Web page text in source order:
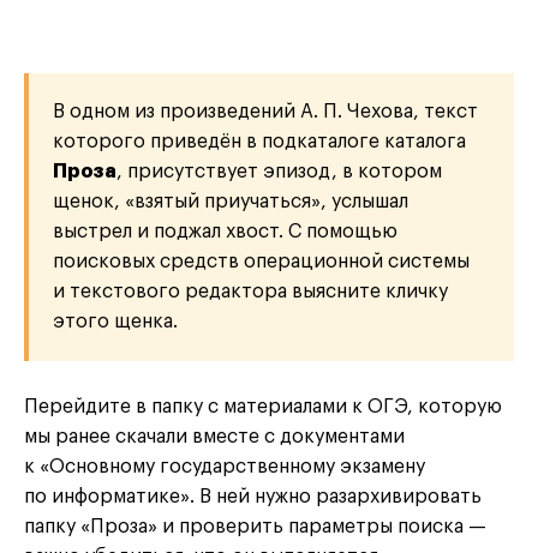
В одном из произведений А. П. Чехова, текст
которого приведён в подкаталоге каталога
Проза, присутствует эпизод, в котором
щенок, «взятый приучаться», услышал
выстрел и поджал хвост. С помощью
поисковых средств операционной системы
и текстового редактора выясните кличку
этого щенка.
Перейдите в папку с материалами к ОГЭ, которую
мы ранее скачали вместе с документами
к «Основному государственному экзамену
по информатике». В ней нужно разархивировать
папку «Проза» и проверить параметры поиска —